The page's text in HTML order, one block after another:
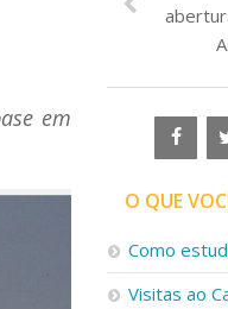
em
O QUE
Como
Visitas ao